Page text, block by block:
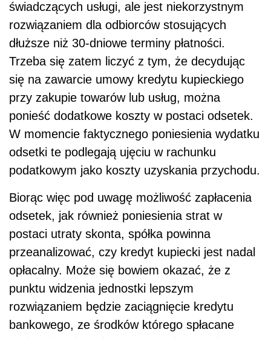
świadczących usługi, ale jest niekorzystnym
rozwiązaniem dla odbiorców stosujących
dłuższe niż 30-dniowe terminy płatności.
Trzeba się zatem liczyć z tym, że decydując
się na zawarcie umowy kredytu kupieckiego
przy zakupie towarów lub usług, można
ponieść dodatkowe koszty w postaci odsetek.
W momencie faktycznego poniesienia wydatku
odsetki te podlegają ujęciu w rachunku
podatkowym jako koszty uzyskania przychodu.
Biorąc więc pod uwagę możliwość zapłacenia
odsetek, jak również poniesienia strat w
postaci utraty skonta, spółka powinna
przeanalizować, czy kredyt kupiecki jest nadal
opłacalny. Może się bowiem okazać, że z
punktu widzenia jednostki lepszym
rozwiązaniem będzie zaciągnięcie kredytu
bankowego, ze środków którego spłacane